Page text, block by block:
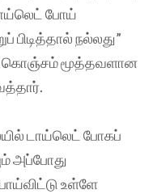
போய்
பிடித்தால் நல்லது”
கொஞ்சம் மூத்தவளான
டாய்லெட் போகப்
அப்போது
உள்ளே